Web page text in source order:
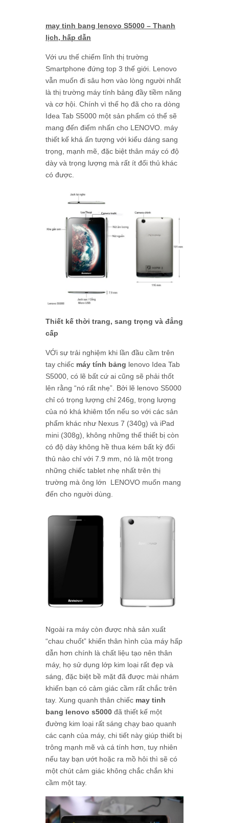
may tinh bang lenovo S5000 – Thanh
lịch, hấp dẫn
Với ưu thế chiếm lĩnh thị trường
Smartphone đứng top 3 thế giới. Lenovo
vẫn muốn đi sâu hơn vào lòng người nhất
là thị trường máy tính bảng đầy tiềm năng
và cơ hội. Chính vì thế họ đã cho ra dòng
Idea Tab S5000 một sản phẩm có thể sẽ
mang đến điểm nhấn cho LENOVO. máy
thiết kế khá ấn tượng với kiểu dáng sang
trọng, mạnh mẽ, đặc biệt thân máy có độ
dày và trọng lượng mà rất ít đối thủ khác
có được.
Thiết kế thời trang, sang trọng và đẳng
cấp
VỚi sự trải nghiệm khi lần đầu cầm trên
tay chiếc máy tính bảng lenovo Idea Tab
S5000, có lẽ bất cứ ai cũng sẽ phải thốt
lên rằng “nó rất nhẹ”. Bởi lẽ lenovo S5000
chỉ có trọng lượng chỉ 246g, trọng lượng
của nó khá khiêm tốn nếu so với các sản
phẩm khác như Nexus 7 (340g) và iPad
mini (308g), không những thế thiết bị còn
có độ dày không hề thua kém bất kỳ đối
thủ nào chỉ với 7.9 mm, nó là một trong
những chiếc tablet nhẹ nhất trên thị
trường mà ông lớn LENOVO muốn mang
đến cho người dùng.
Ngoài ra máy còn được nhà sản xuất
“chau chuốt” khiến thân hình của máy hấp
dẫn hơn chính là chất liệu tạo nên thân
máy, họ sử dụng lớp kim loại rất đẹp và
sáng, đặc biệt bề mặt đã được mài nhám
khiến bạn có cảm giác cầm rất chắc trên
tay. Xung quanh thân chiếc may tinh
bang lenovo s5000 đã thiết kế một
đường kim loại rất sáng chạy bao quanh
các cạnh của máy, chi tiết này giúp thiết bị
trông mạnh mẽ và cá tính hơn, tuy nhiên
nếu tay bạn ướt hoặc ra mồ hôi thì sẽ có
một chút cảm giác không chắc chắn khi
cầm một tay.